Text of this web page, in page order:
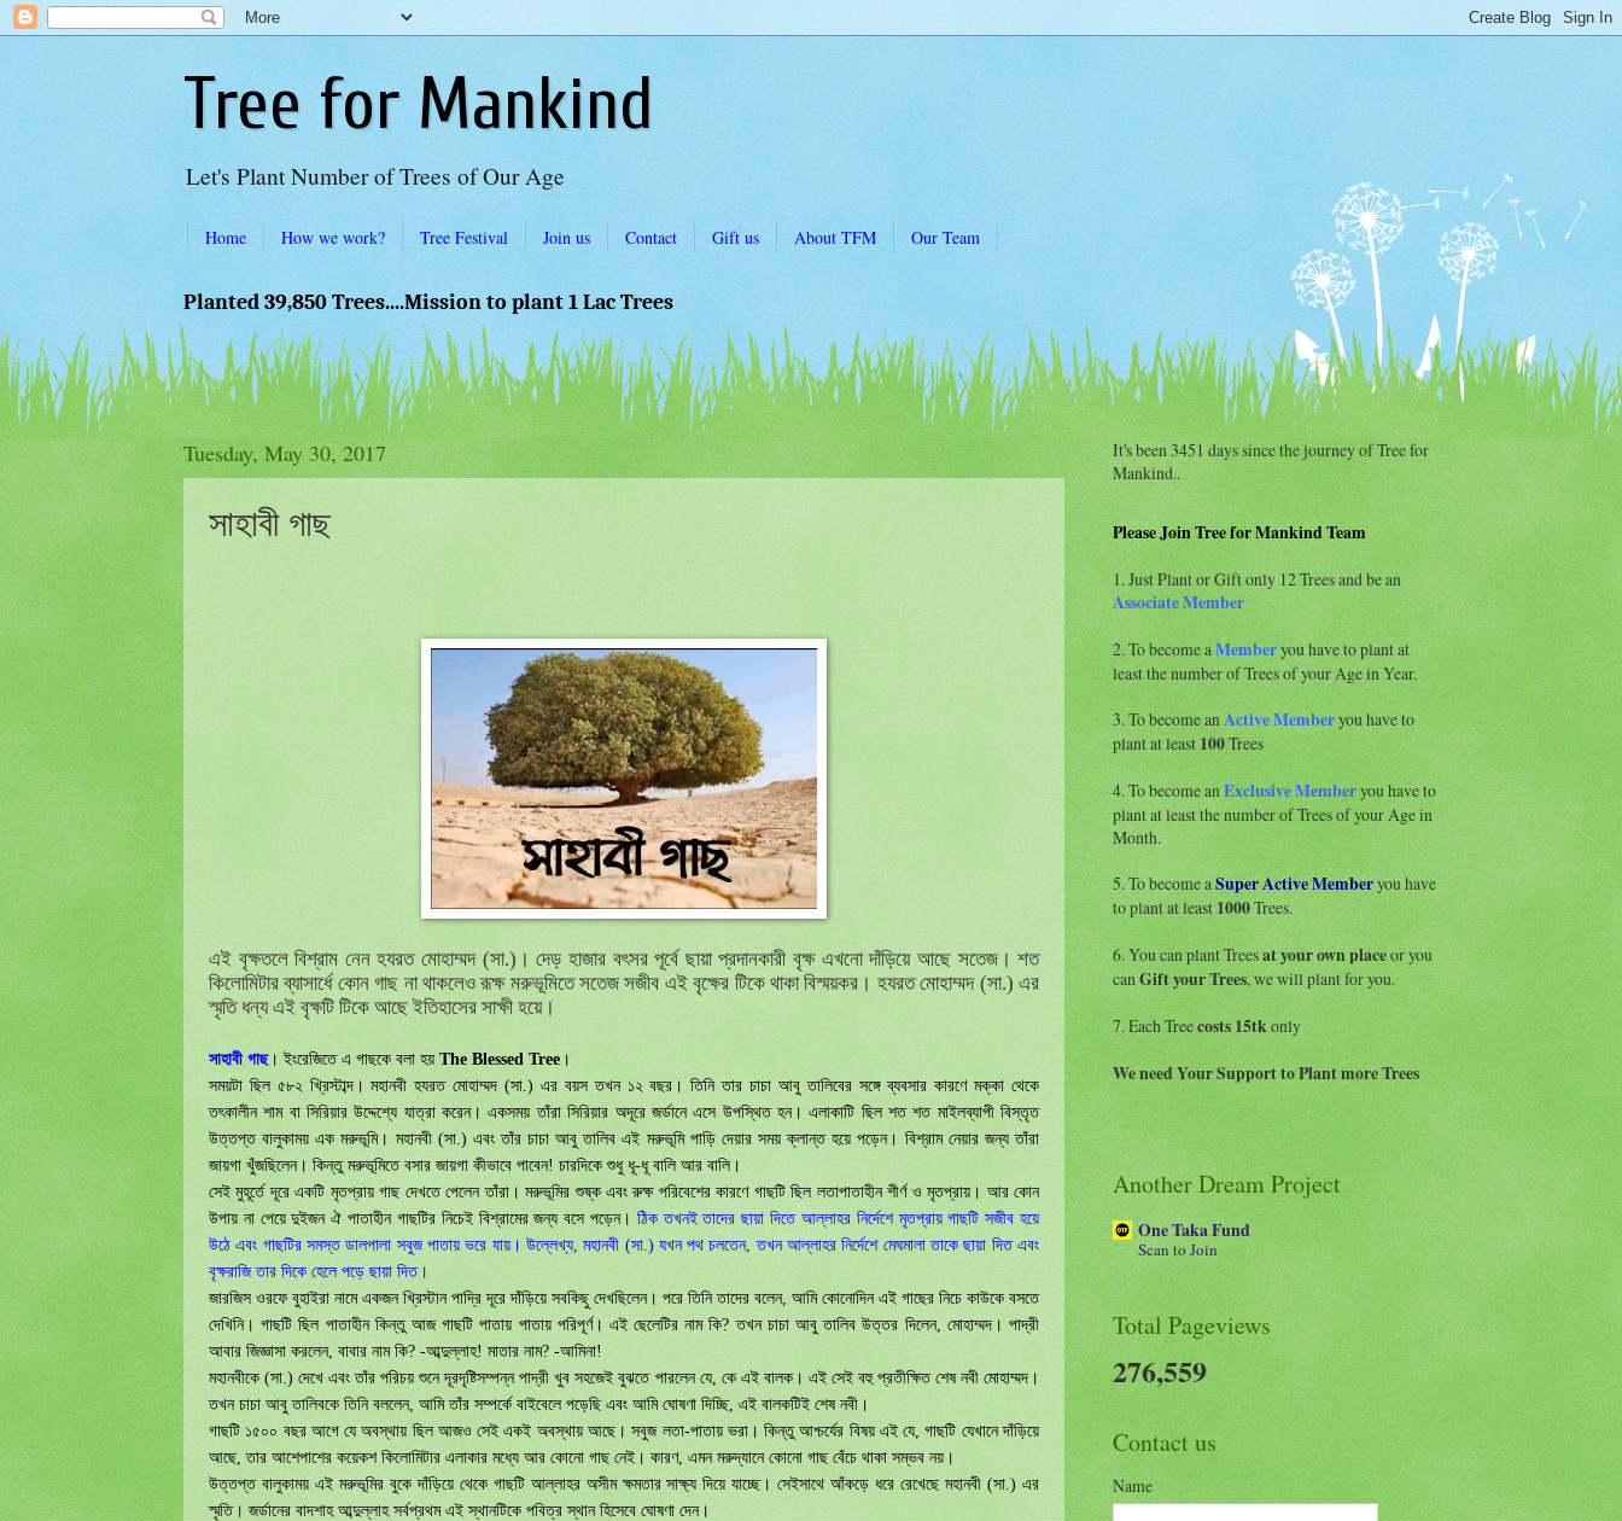
Tree for Mankind
Let's Plant Number of Trees of Our Age
Home How we work? Tree Festival Join us Contact Gift us About TFM Our Team
Planted 39,850 Trees....Mission to plant 1 Lac Trees
Tuesday, May 30, 2017
সাহাবী গাছ
এই বৃক্ষতলে বিশ্রাম নেন হযরত মোহাম্মদ (সা.)। দেড় হাজার বৎসর পূর্বে ছায়া প্রদানকারী বৃক্ষ এখনো দাঁড়িয়ে আছে সতেজ। শত
কিলোমিটারব্যাসার্ধে কোন গাছ না থাকলেও রূক্ষ মরুভূমিতে সতেজ সজীব এই বৃক্ষের টিকে থাকা বিস্ময়কর। হযরত মোহাম্মদ (সা.) এর
স্মৃতি ধন্য এই বৃক্ষটি টিকে আছে ইতিহাসের সাক্ষী হয়ে।
সাহাবী গাছ। ইংরেজিতে এ গাছকে বলা হয় The Blessed Tree ।
সময়টা ছিল ৫৮২ খ্রিস্টাব্দ। মহানবী হযরত মোহাম্মদ (সা.) এর বয়স তখন ১২ বছর। তিনি তার চাচা আবু তালিবের সঙ্গে ব্যবসার কারণে মক্কা থেকে
তৎকালীন শাম বা সিরিয়ার উদ্দেশ্যে যাত্রা করেন। একসময় তাঁরা সিরিয়ার অদূরে জর্ডানে এসে উপস্থিত হন। এলাকাটি ছিল শত শত মাইলব্যাপী বিস্তৃত
উত্তপ্ত বালুকাময় এক মরুভূমি। মহানবী (সা.) এবং তাঁর চাচা আবু তালিব এই মরুভূমি পাড়ি দেয়ার সময় ক্লান্ত হয়ে পড়েন। বিশ্রাম নেয়ার জন্য তাঁরা
জায়গা খুঁজছিলেন। কিন্তু মরুভূমিতে বসার জায়গা কীভাবে পাবেন! চারদিকে শুধু ধূ-ধূ বালি আর বালি।
সেই মুহূর্তে দূরে একটি মৃতপ্রায় গাছ দেখতে পেলেন তাঁরা। মরুভূমির শুষ্ক এবং রুক্ষ পরিবেশের কারণে গাছটি ছিল লতাপাতাহীন শীর্ণ ও মৃতপ্রায়। আর কোন
উপায় না পেয়ে দুইজন ঐ পাতাহীন গাছটির নিচেই বিশ্রামের জন্য বসে পড়েন। ঠিক তখনই তাদের ছায়া দিতে আল্লাহর নির্দেশে মৃতপ্রায় গাছটি সজীব হয়ে
উঠে এবং গাছটির সমস্ত ডালপালা সবুজ পাতায় ভরে যায়। উল্লেখ্য,মহানবী (সা.) যখন পথ চলতেন,তখন আল্লাহর নির্দেশে মেঘমালা তাকে ছায়া দিত এবং
বৃক্ষরাজি তার দিকে হেলে পড়ে ছায়া দিত।
জারজিস ওরফে বুহাইরা নামে একজন খ্রিস্টান পাদ্রি দূরে দাঁড়িয়ে সবকিছু দেখছিলেন। পরে তিনি তাদের বলেন, আমি কোনোদিন এই গাছের নিচে কাউকে বসতে
দেখিনি। গাছটি ছিল পাতাহীন কিন্তু আজ গাছটি পাতায় পাতায় পরিপূর্ণ। এই ছেলেটির নাম কি?তখন চাচা আবু তালিব উত্তর দিলেন, মোহাম্মদ। পাদ্রী
আবার জিজ্ঞাসা করলেন, বাবার নাম কি? -আব্দুল্লাহ! মাতার নাম? -আমিনা!
মহানবীকে (সা.) দেখে এবং তাঁর পরিচয় শুনে দূরদৃষ্টিসম্পন্ন পাদ্রী খুব সহজেই বুঝতে পারলেন যে, কে এই বালক। এই সেই বহু প্রতীক্ষিত শেষ নবী মোহাম্মদ।
তখন চাচা আবু তালিবকে তিনি বললেন, আমি তাঁর সম্পর্কে বাইবেলে পড়েছি এবং আমি ঘোষণা দিচ্ছি, এই বালকটিই শেষ নবী।
গাছটি ১৫০০ বছর আগে যে অবস্থায় ছিল আজও সেই একই অবস্থায় আছে। সবুজ লতা-পাতায় ভরা। কিন্তু আশ্চর্যের বিষয় এই যে ,গাছটি যেখানে দাঁড়িয়ে
আছে ,তার আশেপাশের কয়েকশ কিলোমিটার এলাকার মধ্যে আর কোনো গাছ নেই। কারণ, এমন মরুদ্যানে কোনো গাছ বেঁচে থাকা সম্ভব নয়।
উত্তপ্ত বালুকাময় এই মরুভূমির বুকে দাঁড়িয়ে থেকে গাছটি আল্লাহর অসীম ক্ষমতার সাক্ষ্য দিয়ে যাচ্ছে। সেইসাথে আঁকড়ে ধরে রেখেছে মহানবী (সা.) এর
স্মৃতি। জর্ডানের বাদশাহ আব্দুল্লাহ সর্বপ্রথম এই স্থানটিকে পবিত্র স্থান হিসেবে ঘোষণা দেন।
It's been 3451 days since the journey of Tree for
Mankind..
Please Join Tree for Mankind Team
1. Just Plant or Gift only 12 Trees and be an
AssociateMember
2. To become aMemberyou have to plant at
least the number of Trees of your Age in Year.
3. To become anActive Memberyou have to
plant at least100Trees
4. To become anExclusive Memberyou have to
plant at least the number of Trees of your Age in
Month.
5. To become aSuper ActiveMemberyou have
to plant at least1000Trees.
6. You can plant Treesat your own placeor you
canGift your Trees, we will plant for you.
7. Each Treecosts 15tkonly
We need Your Support to Plant more Trees
Another Dream Project
One Taka Fund
Scan to Join
Total Pageviews
276,559
Contact us
Name